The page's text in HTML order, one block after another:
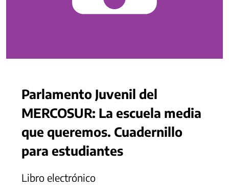
Parlamento Juvenil del
MERCOSUR: La escuela media
que queremos. Cuadernillo
para estudiantes
Libro electrónico